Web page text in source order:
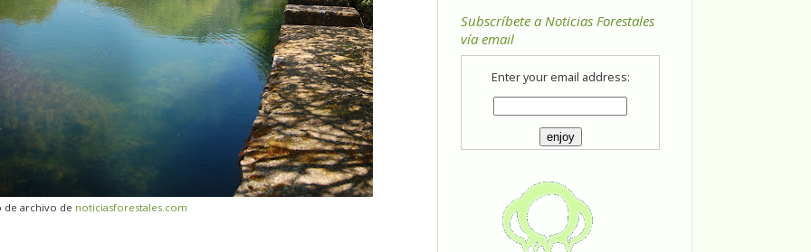
de archivo de noticiasforestales.com
Subscríbete a Noticias Forestales
vía email
Enter your email address: